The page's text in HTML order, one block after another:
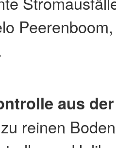
aus
reinen